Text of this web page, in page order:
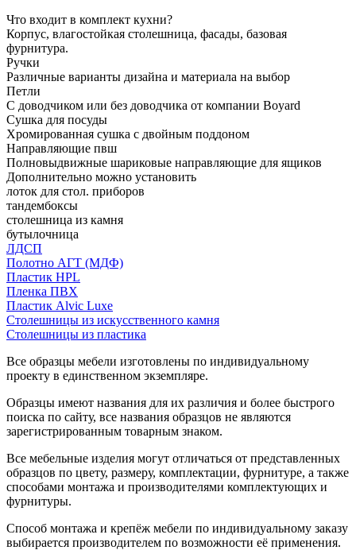
Что входит в комплект кухни?
Корпус, влагостойкая столешница, фасады, базовая
фурнитура.
Ручки
Различные варианты дизайна и материала на выбор
Петли
С доводчиком или без доводчика от компании Boyard
Сушка для посуды
Хромированная сушка с двойным поддоном
Направляющие пвш
Полновыдвижные шариковые направляющие для ящиков
Дополнительно можно установить
лоток для стол. приборов
тандембоксы
столешница из камня
бутылочница
ЛДСП
Полотно АГТ (МДФ)
Пластик HPL
Пленка ПВХ
Пластик Alvic Luxe
Столешницы из искусственного камня
Столешницы из пластика
Все образцы мебели изготовлены по индивидуальному
проекту в единственном экземпляре.
Образцы имеют названия для их различия и более быстрого
поиска по сайту, все названия образцов не являются
зарегистрированным товарным знаком.
Все мебельные изделия могут отличаться от представленных
образцов по цвету, размеру, комплектации, фурнитуре, а также
способами монтажа и производителями комплектующих и
фурнитуры.
Способ монтажа и крепёж мебели по индивидуальному заказу
выбирается производителем по возможности её применения.